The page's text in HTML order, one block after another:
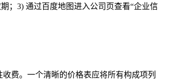
；3) 通过百度地图进入公司页查看“企业信
费。一个清晰的价格表应将所有构成项列